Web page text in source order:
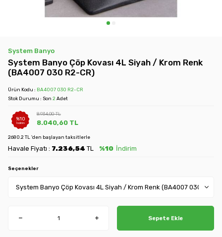
System Banyo
System Banyo Çöp Kovası 4L Siyah / Krom Renk
(BA4007 030 R2-CR)
Ürün Kodu : BA4007 030 R2-CR
Stok Durumu : Son 2 Adet
%10
İndirim
8.934,00TL
8.040,60 TL
2680.2 TL 'den başlayan taksitlerle
Havale Fiyatı : 7.236,54 TL %10 İndirim
Seçenekler
Sepete Ekle